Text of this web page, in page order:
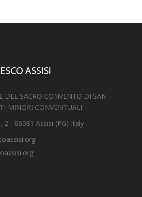
DEL SACRO CONVENTO DI SAN
MINORI CONVENTUALI
2 - 06081 Assisi (PG) Italy